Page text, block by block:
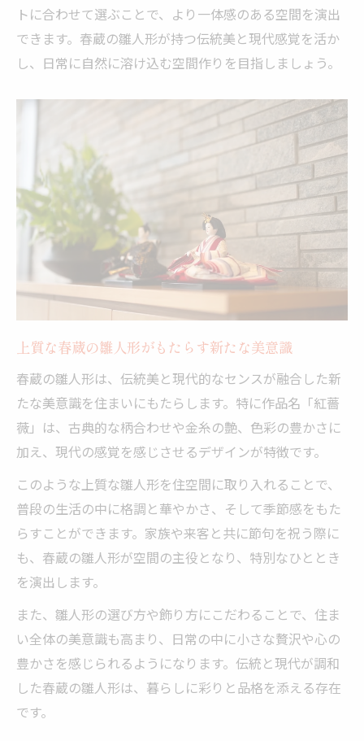
トに合わせて選ぶことで、より一体感のある空間を演出
できます。春蔵の雛人形が持つ伝統美と現代感覚を活か
し、日常に自然に溶け込む空間作りを目指しましょう。
上質な春蔵の雛人形がもたらす新たな美意識
春蔵の雛人形は、伝統美と現代的なセンスが融合した新
たな美意識を住まいにもたらします。特に作品名「紅薔
薇」は、古典的な柄合わせや金糸の艶、色彩の豊かさに
加え、現代の感覚を感じさせるデザインが特徴です。
このような上質な雛人形を住空間に取り入れることで、
普段の生活の中に格調と華やかさ、そして季節感をもた
らすことができます。家族や来客と共に節句を祝う際に
も、春蔵の雛人形が空間の主役となり、特別なひととき
を演出します。
また、雛人形の選び方や飾り方にこだわることで、住ま
い全体の美意識も高まり、日常の中に小さな贅沢や心の
豊かさを感じられるようになります。伝統と現代が調和
した春蔵の雛人形は、暮らしに彩りと品格を添える存在
です。